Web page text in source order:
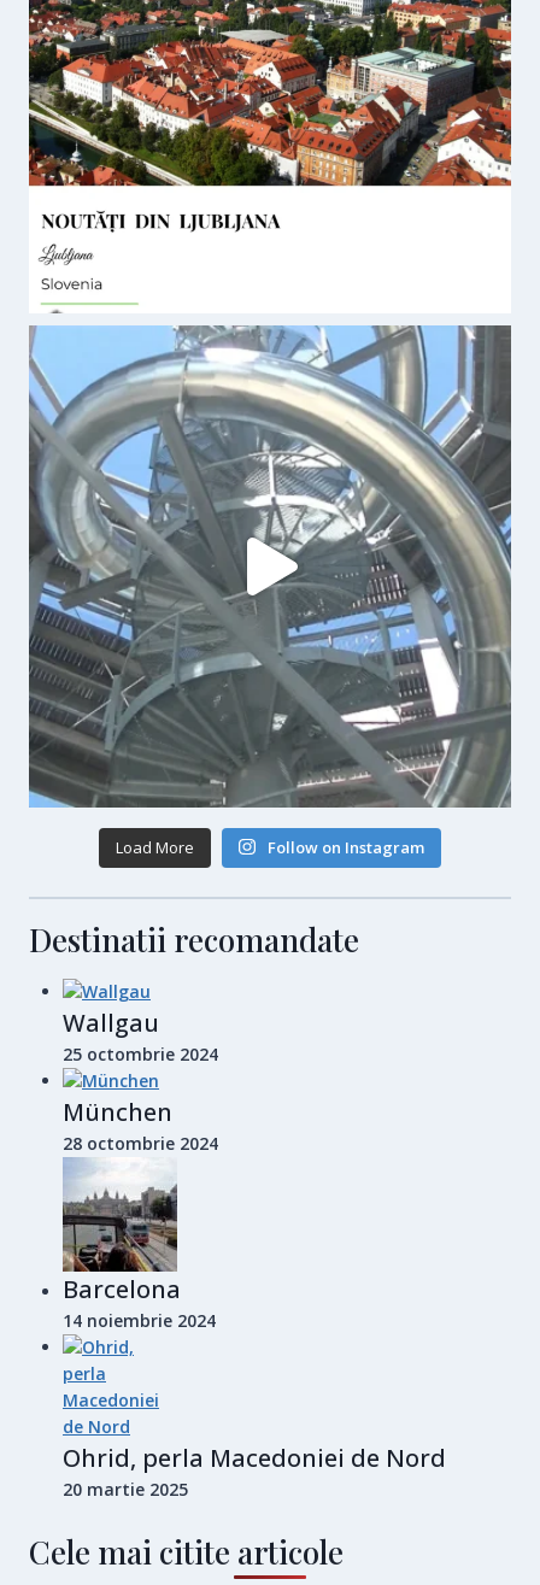
Load More Follow on Instagram
Destinatii recomandate
Wallgau
25 octombrie 2024
München
28 octombrie 2024
Barcelona
14 noiembrie 2024
Ohrid, perla Macedoniei de Nord
20 martie 2025
Cele mai citite articole